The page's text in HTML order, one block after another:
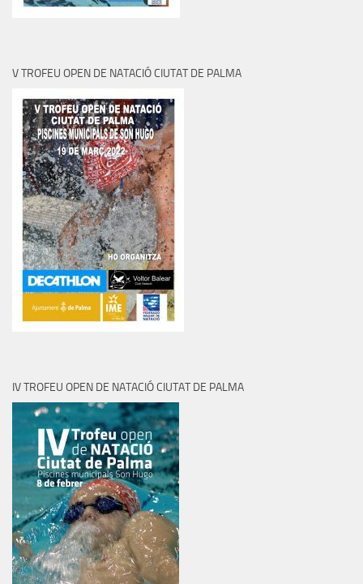
V TROFEU OPEN DE NATACIÓ CIUTAT DE PALMA
IV TROFEU OPEN DE NATACIÓ CIUTAT DE PALMA